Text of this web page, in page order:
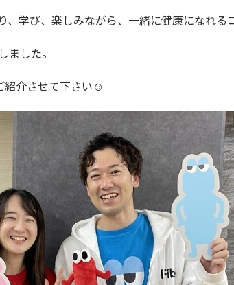
、学び、楽しみながら、一緒に健康になれる
した。
紹介させて下さい☺️